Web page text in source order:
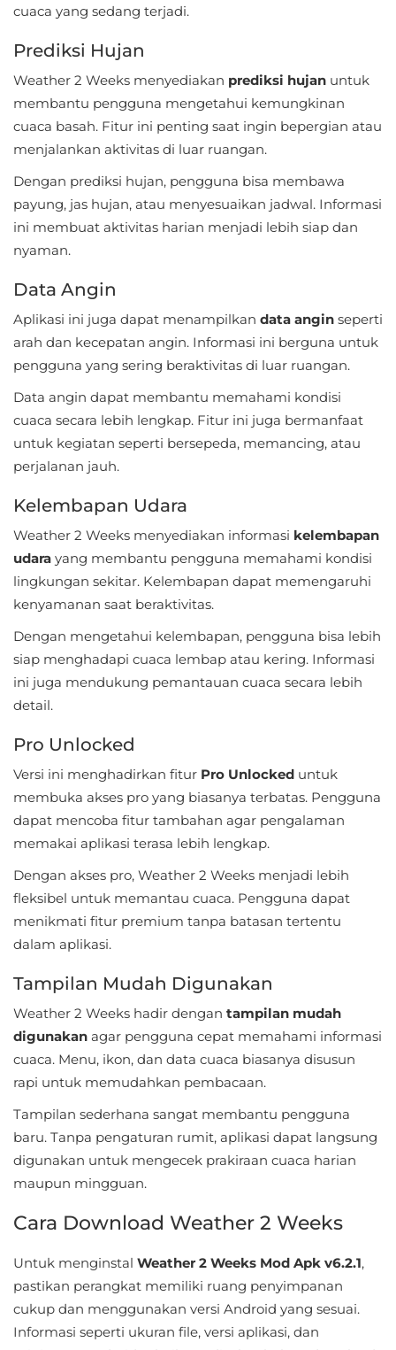
Entertainment
Events
Finance
Food
&
Drink
Health
&
Fitness
Home
Libraries
&
Demo
LifeStyle
Maps
&
Navigation
Medical
Music
&
Audio
News
Magazines
Personalisasi
Personalization
Photography
Shopping
Social
Sport
Sports
Travel
cuaca yang sedang terjadi.
Prediksi Hujan
Weather 2 Weeks menyediakan prediksi hujan untuk
membantu pengguna mengetahui kemungkinan
cuaca basah. Fitur ini penting saat ingin bepergian atau
menjalankan aktivitas di luar ruangan.
Dengan prediksi hujan, pengguna bisa membawa
payung, jas hujan, atau menyesuaikan jadwal. Informasi
ini membuat aktivitas harian menjadi lebih siap dan
nyaman.
Data Angin
Aplikasi ini juga dapat menampilkan data angin seperti
arah dan kecepatan angin. Informasi ini berguna untuk
pengguna yang sering beraktivitas di luar ruangan.
Data angin dapat membantu memahami kondisi
cuaca secara lebih lengkap. Fitur ini juga bermanfaat
untuk kegiatan seperti bersepeda, memancing, atau
perjalanan jauh.
Kelembapan Udara
Weather 2 Weeks menyediakan informasi kelembapan
udara yang membantu pengguna memahami kondisi
lingkungan sekitar. Kelembapan dapat memengaruhi
kenyamanan saat beraktivitas.
Dengan mengetahui kelembapan, pengguna bisa lebih
siap menghadapi cuaca lembap atau kering. Informasi
ini juga mendukung pemantauan cuaca secara lebih
detail.
Pro Unlocked
Versi ini menghadirkan fitur Pro Unlocked untuk
membuka akses pro yang biasanya terbatas. Pengguna
dapat mencoba fitur tambahan agar pengalaman
memakai aplikasi terasa lebih lengkap.
Dengan akses pro, Weather 2 Weeks menjadi lebih
fleksibel untuk memantau cuaca. Pengguna dapat
menikmati fitur premium tanpa batasan tertentu
dalam aplikasi.
Tampilan Mudah Digunakan
Weather 2 Weeks hadir dengan tampilan mudah
digunakan agar pengguna cepat memahami informasi
cuaca. Menu, ikon, dan data cuaca biasanya disusun
rapi untuk memudahkan pembacaan.
Tampilan sederhana sangat membantu pengguna
baru. Tanpa pengaturan rumit, aplikasi dapat langsung
digunakan untuk mengecek prakiraan cuaca harian
maupun mingguan.
Cara Download Weather 2 Weeks
Untuk menginstal Weather 2 Weeks Mod Apk v6.2.1,
pastikan perangkat memiliki ruang penyimpanan
cukup dan menggunakan versi Android yang sesuai.
Informasi seperti ukuran file, versi aplikasi, dan